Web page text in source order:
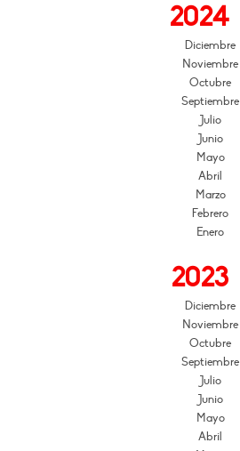
2024
Diciembre
Noviembre
Octubre
Septiembre
Julio
Junio
Mayo
Abril
Marzo
Febrero
Enero
2023
Diciembre
Noviembre
Octubre
Septiembre
Julio
Junio
Mayo
Abril